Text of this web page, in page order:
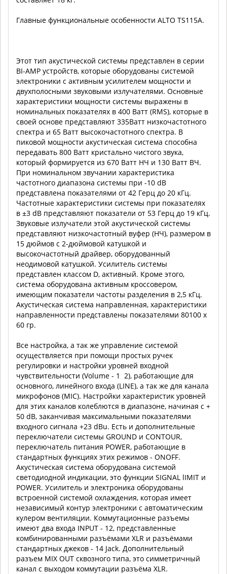
Главные функциональные особенности ALTO TS115A.
Этот тип акустической системы представлен в серии
BI-AMP устройств, которые оборудованы системой
электроники с активным усилителем мощности и
двухполосными звуковыми излучателями. Основные
характеристики мощности системы выражены в
номинальных показателях в 400 Ватт (RMS), которые в
своей основе представляют 335Ватт низкочастотного
спектра и 65 Ватт высокочастотного спектра. В
пиковой мощности акустическая система способна
передавать 800 Ватт кристально чистого звука,
который формируется из 670 Ватт НЧ и 130 Ватт ВЧ.
При номинальном звучании характеристика
частотного диапазона системы при -10 dB
представлена показателями от 42 Герц до 20 кГц.
Частотные характеристики системы при показателях
в ±3 dB представляют показатели от 53 Герц до 19 кГц.
Звуковые излучатели этой акустической системы
представляют низкочастотный вуфер (НЧ), размером в
15 дюймов с 2-дюймовой катушкой и
высокочастотный драйвер, оборудованный
неодимовой катушкой. Усилитель системы
представлен классом D, активный. Кроме этого,
система оборудована активным кроссовером,
имеющим показатели частоты разделения в 2,5 кГц.
Акустическая система направленная, характеристики
направленности представлены показателями 80100 х
60 гр.
Все настройка, а так же управление системой
осуществляется при помощи простых ручек
регулировки и настройки уровней входной
чувствительности (Volume - 1 2), работающие для
основного, линейного входа (LINE), а так же для канала
микрофонов (MIC). Настройки характеристик уровней
для этих каналов колеблются в диапазоне, начиная с +
50 dB, заканчивая максимальными показателями
входного сигнала +23 dBu. Есть и дополнительные
переключатели системы GROUND и CONTOUR,
переключатель питания POWER, работающие в
стандартных функциях этих режимов - ОNOFF.
Акустическая система оборудована системой
светодиодной индикации, это функции SIGNAL lIMIT и
POWER. Усилитель и электроника оборудованы
встроенной системой охлаждения, которая имеет
независимый контур электроники с автоматическим
кулером вентиляции. Коммутационные разъемы
имеют два входа INPUT - 12, представленные
комбинированными разъёмами XLR и разъёмами
стандартных джеков - 14 Jack. Дополнительный
разъем MIX OUT сквозного типа, это симметричный
канал с выходом коммутации разъёма XLR.